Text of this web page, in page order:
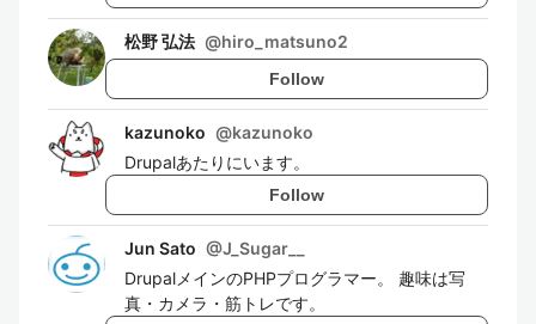
松野 弘法 @hiro_matsuno2
Follow
kazunoko @kazunoko
Drupalあたりにいます。
Follow
Jun Sato @J_Sugar__
DrupalメインのPHPプログラマー。 趣味は写
真・カメラ・筋トレです。